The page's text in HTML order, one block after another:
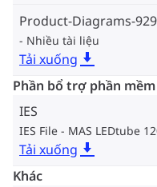
Product-Diagrams-
Nhiều tài liệu
Tải xuống
Phần bổ trợ phần mềm
IES
IES File - MAS LEDtube
Tải xuống
Khác